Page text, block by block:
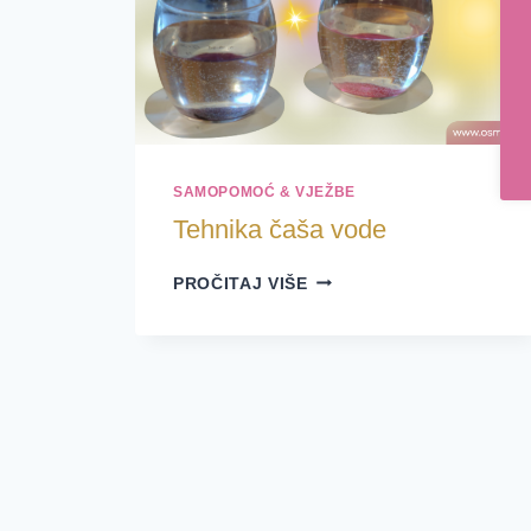
SAMOPOMOĆ & VJEŽBE
Tehnika čaša vode
PROČITAJ VIŠETEHNIKA